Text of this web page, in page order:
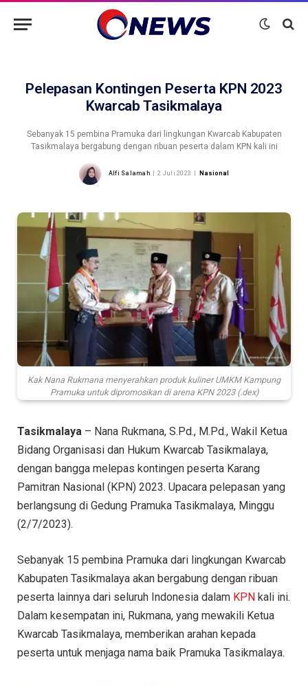
Pelepasan Kontingen Peserta KPN 2023
Kwarcab Tasikmalaya
Sebanyak 15 pembina Pramuka dari lingkungan Kwarcab Kabupaten
Tasikmalaya bergabung dengan ribuan peserta dalam KPN kali ini
Alfi Salamah 2 Juli 2023 Nasional
Kak Nana Rukmana menyerahkan produk kuliner UMKM Kampung
Pramuka untuk dipromosikan di arena KPN 2023 (.dex)
Tasikmalaya – Nana Rukmana, S.Pd., M.Pd., Wakil Ketua
Bidang Organisasi dan Hukum Kwarcab Tasikmalaya,
dengan bangga melepas kontingen peserta Karang
Pamitran Nasional (KPN) 2023. Upacara pelepasan yang
berlangsung di Gedung Pramuka Tasikmalaya, Minggu
(2/7/2023).
Sebanyak 15 pembina Pramuka dari lingkungan Kwarcab
Kabupaten Tasikmalaya akan bergabung dengan ribuan
peserta lainnya dari seluruh Indonesia dalam KPN kali ini.
Dalam kesempatan ini, Rukmana, yang mewakili Ketua
Kwarcab Tasikmalaya, memberikan arahan kepada
peserta untuk menjaga nama baik Pramuka Tasikmalaya.